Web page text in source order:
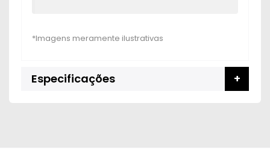
Especificações